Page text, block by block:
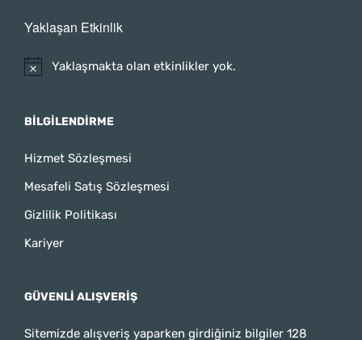
Yaklaşan Etkinlik
Yaklaşmakta olan etkinlikler yok.
BILGILENDIRME
Hizmet Sözleşmesi
Mesafeli Satış Sözleşmesi
Gizlilik Politikası
Kariyer
GÜVENLI ALIŞVERIŞ
Sitemizde alışveriş yaparken girdiğiniz bilgiler 128